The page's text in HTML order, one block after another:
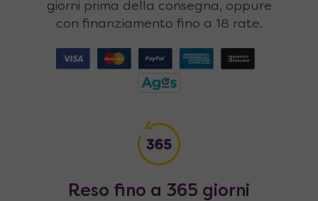
giorni prima della consegna, oppure
con finanziamento fino a 18 rate.
Reso fino a 365 giorni